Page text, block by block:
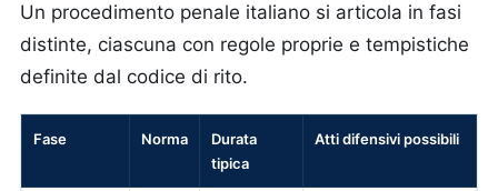
Un procedimento penale italiano si articola in fasi
distinte, ciascuna con regole proprie e tempistiche
definite dal codice di rito.
Fase Norma
Durata
tipica
Atti difensivi possibili